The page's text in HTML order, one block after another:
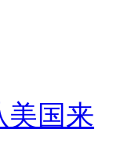
美国来